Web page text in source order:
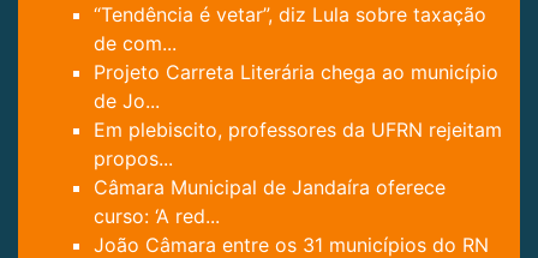
“Tendência é vetar”, diz Lula sobre taxação
de com...
Projeto Carreta Literária chega ao município
de Jo...
Em plebiscito, professores da UFRN rejeitam
propos...
Câmara Municipal de Jandaíra oferece
curso: ‘A red...
João Câmara entre os 31 municípios do RN